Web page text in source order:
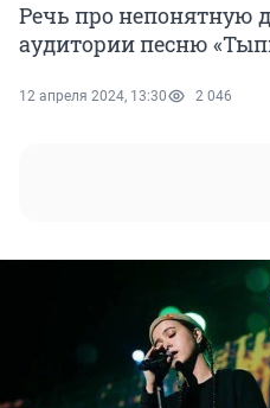
Речь про непонятную
аудитории песню
12 апреля 2024, 13:30 2 046